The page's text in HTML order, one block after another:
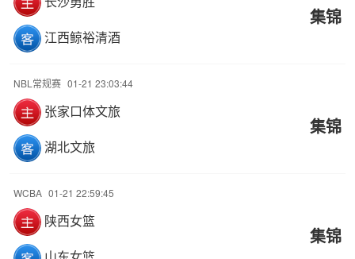
江西鲸裕清酒
集锦
NBL常规赛 01-21 23:03:44
张家口体文旅
湖北文旅
集锦
WCBA 01-21 22:59:45
陕西女篮
集锦